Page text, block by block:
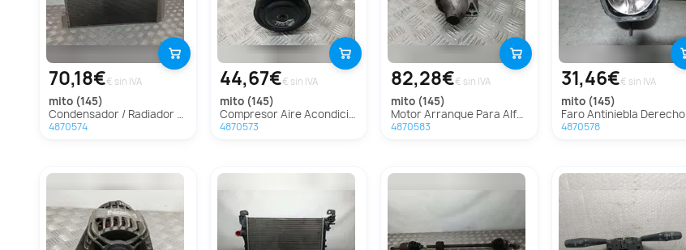
70,18€€ sin IVA
mito (145)
Condensador / Radiador Aire Acondicionado Para Alfa Romeo Mito
4870574
44,67€€ sin IVA
mito (145)
Compresor Aire Acondicionado Para Alfa Romeo Mito
4870573
82,28€€ sin IVA
mito (145)
Motor Arranque Para Alfa Romeo Mito
4870583
31,46€€ sin IVA
mito (145)
Faro Antiniebla Derecho Para Alfa Romeo Mito
4870578